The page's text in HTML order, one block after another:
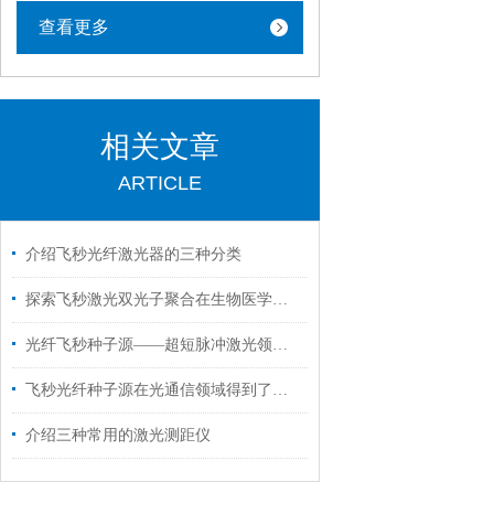
查看更多
相关文章
ARTICLE
介绍飞秒光纤激光器的三种分类
探索飞秒激光双光子聚合在生物医学中的潜力
光纤飞秒种子源——超短脉冲激光领域的新宠儿
飞秒光纤种子源在光通信领域得到了的应用
介绍三种常用的激光测距仪